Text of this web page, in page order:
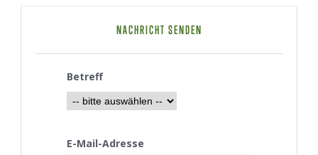
NACHRICHT SENDEN
Betreff
E-Mail-Adresse